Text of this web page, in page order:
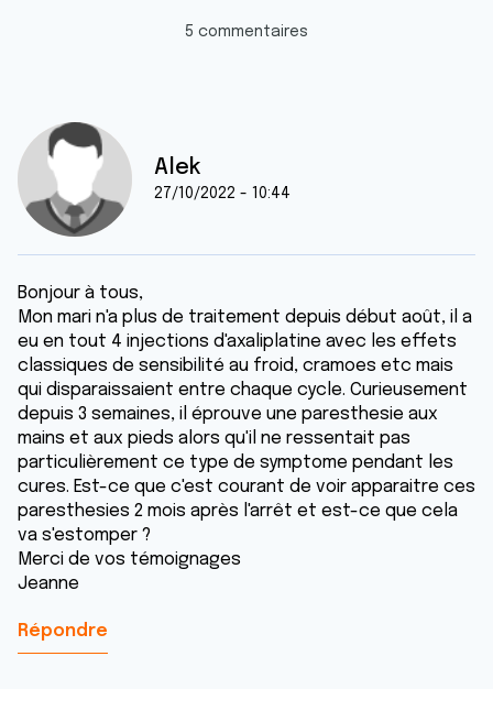
5 commentaires
Alek
27/10/2022 - 10:44
Bonjour à tous,
Mon mari n'a plus de traitement depuis début août, il a
eu en tout 4 injections d'axaliplatine avec les effets
classiques de sensibilité au froid, cramoes etc mais
qui disparaissaient entre chaque cycle. Curieusement
depuis 3 semaines, il éprouve une paresthesie aux
mains et aux pieds alors qu'il ne ressentait pas
particulièrement ce type de symptome pendant les
cures. Est-ce que c'est courant de voir apparaitre ces
paresthesies 2 mois après l'arrêt et est-ce que cela
va s'estomper ?
Merci de vos témoignages
Jeanne
Répondre